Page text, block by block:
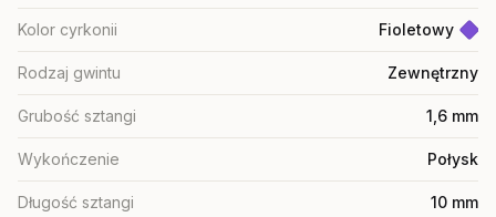
Kolor cyrkonii Fioletowy
Rodzaj gwintu Zewnętrzny
Grubość sztangi 1,6 mm
Wykończenie Połysk
Długość sztangi 10 mm